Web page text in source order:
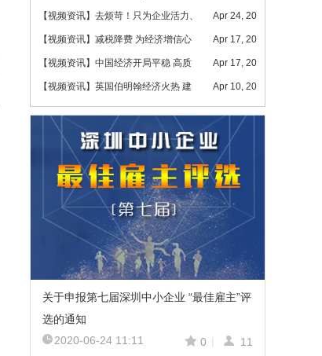
【视频资讯】去烦苛！只为企业活力、 Apr 24, 20
【视频资讯】减税降费 为经济增信心 Apr 17, 20
【视频资讯】中国经济开局平稳 高质 Apr 17, 20
【视频资讯】英国伯明翰经济火热 建 Apr 10, 20
关于申报第七届深圳中小企业 “最佳雇主”评
选的通知
0 | 11
2020-06-24 11:11